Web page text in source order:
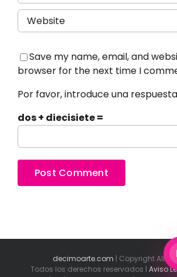
Save my name, email, and
browser for the next time I
Por favor, introduce una
dos + diecisiete =
decimoarte.com | Copyright
Todos los derechos reservados | Aviso